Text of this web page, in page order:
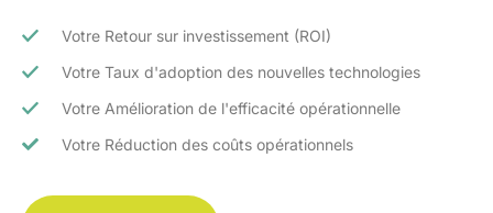
Votre Retour sur investissement (ROI)
Votre Taux d'adoption des nouvelles technologies
Votre Amélioration de l'efficacité opérationnelle
Votre Réduction des coûts opérationnels